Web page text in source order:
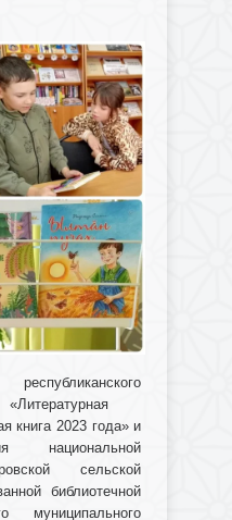
книга 2023 года» и
национальной
сельской
библиотечной
муниципального